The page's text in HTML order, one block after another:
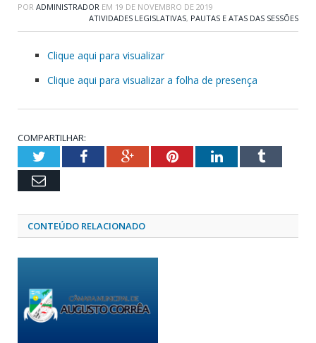
POR ADMINISTRADOR EM 19 DE NOVEMBRO DE 2019
ATIVIDADES LEGISLATIVAS, PAUTAS E ATAS DAS SESSÕES
Clique aqui para visualizar
Clique aqui para visualizar a folha de presença
COMPARTILHAR:
TwitterFacebookGoogle+PinterestLinkedInTumblr
Email
CONTEÚDO RELACIONADO